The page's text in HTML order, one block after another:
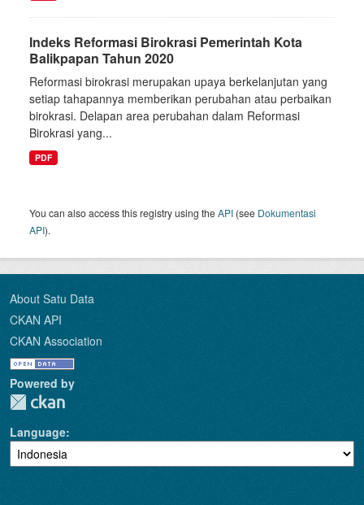
Indeks Reformasi Birokrasi Pemerintah Kota
Balikpapan Tahun 2020
Reformasi birokrasi merupakan upaya berkelanjutan yang
setiap tahapannya memberikan perubahan atau perbaikan
birokrasi. Delapan area perubahan dalam Reformasi
Birokrasi yang...
PDF
You can also access this registry using theAPI (see Dokumentasi
API).
About Satu Data
CKAN API
CKAN Association
Powered by
Language